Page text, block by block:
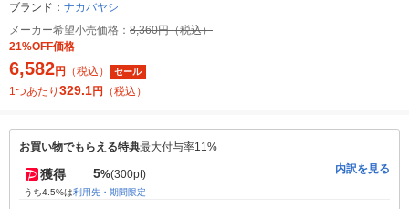
ブランド： ナカバヤシ
メーカー希望小売価格： 8,360円（税込）
21%OFF価格
6,582円 （税込） セール
1つあたり 329.1円 （税込）
お買い物でもらえる特典最大付与率11%
獲得 5%(300pt)
うち4.5%は利用先・期間限定
内訳を見る